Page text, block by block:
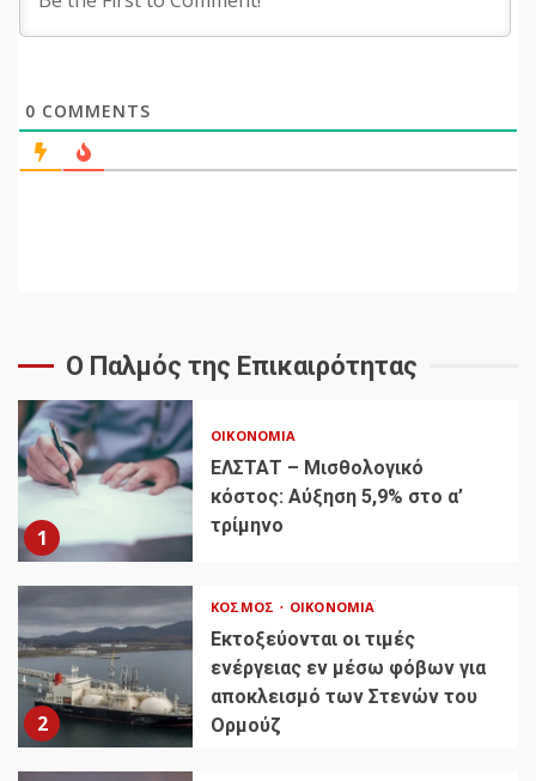
0 COMMENTS
Ο Παλμός της Επικαιρότητας
1
ΟΙΚΟΝΟΜΊΑ
ΕΛΣΤΑΤ – Μισθολογικό
κόστος: Αύξηση 5,9% στο α’
τρίμηνο
2
ΚΌΣΜΟΣ ΟΙΚΟΝΟΜΊΑ
Εκτοξεύονται οι τιμές
ενέργειας εν μέσω φόβων για
αποκλεισμό των Στενών του
Ορμούζ